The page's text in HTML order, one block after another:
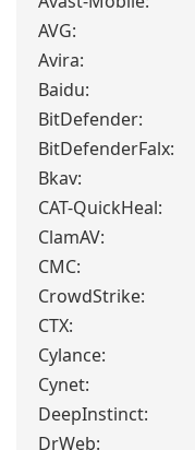
AVG:
Avira:
Baidu:
BitDefender:
BitDefenderFalx:
Bkav:
CAT-QuickHeal:
ClamAV:
CMC:
CrowdStrike:
CTX:
Cylance:
Cynet:
DeepInstinct:
DrWeb: